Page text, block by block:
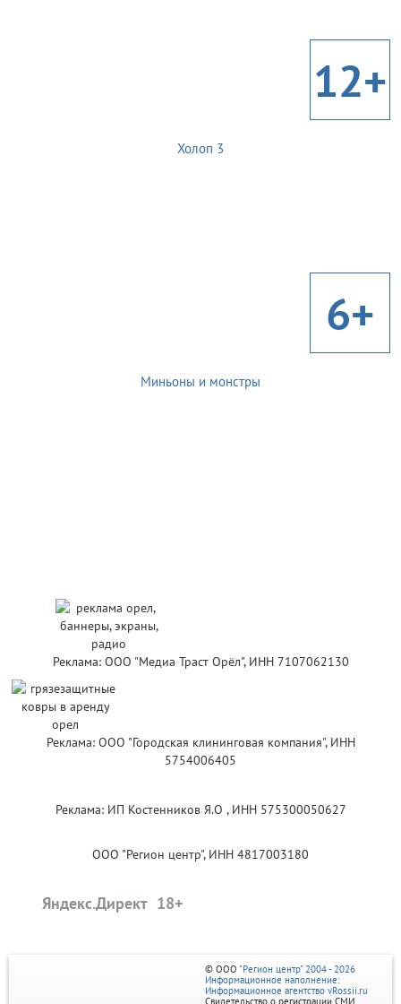
12+
Холоп 3
6+
Миньоны и монстры
Реклама: ООО "Медиа Траст Орёл", ИНН 7107062130
Реклама: ООО "Городская клининговая компания", ИНН
5754006405
Реклама: ИП Костенников Я.О , ИНН 575300050627
ООО "Регион центр", ИНН 4817003180
Яндекс.Директ
© ООО "Регион центр" 2004 - 2026
Информационное наполнение:
Информационное агентство vRossii.ru
Свидетельство о регистрации СМИ